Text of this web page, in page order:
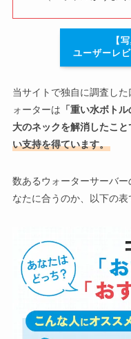
【
ユーザーレ
当サイトで独自に調査し
ォーターは 「重い水ボト
大のネックを解消したこと
い支持を得ています。
数あるウォーターサーバ
なたに合うのか、以下の表